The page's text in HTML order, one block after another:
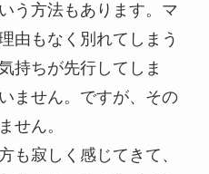
う方法もあります。マ
由もなく別れてしまう
持ちが先行してしま
ません。ですが、その
せん。
も寂しく感じてきて、